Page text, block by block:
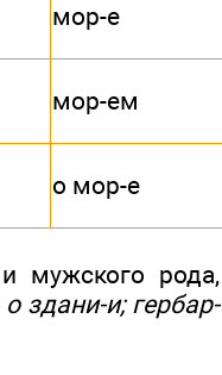
мор-е
мор-ем
о мор-е
мужского рода,
здани-и; гербар-